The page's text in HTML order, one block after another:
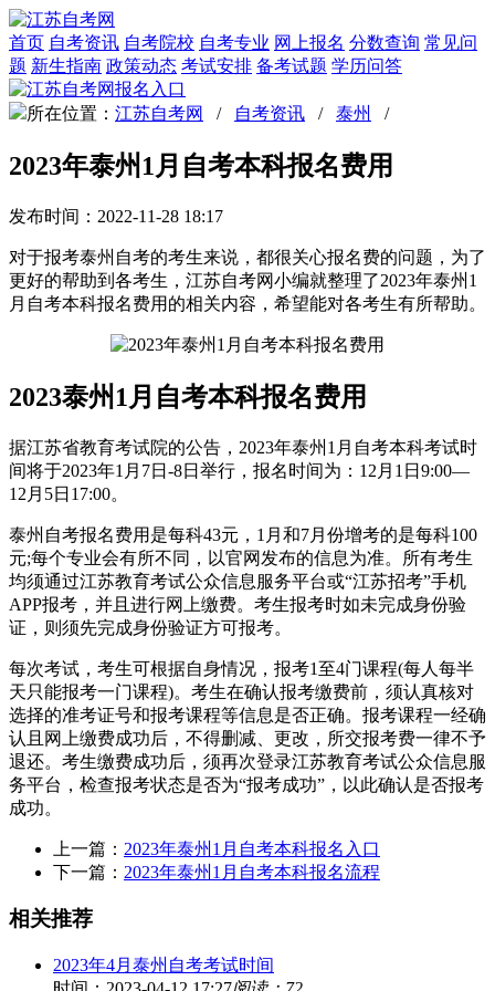
首页 自考资讯 自考院校 自考专业 网上报名 分数查询 常见问
题 新生指南 政策动态 考试安排 备考试题 学历问答
所在位置： 江苏自考网 / 自考资讯 / 泰州 /
2023年泰州1月自考本科报名费用
发布时间：2022-11-28 18:17
对于报考泰州自考的考生来说，都很关心报名费的问题，为了
更好的帮助到各考生，江苏自考网小编就整理了2023年泰州1
月自考本科报名费用的相关内容，希望能对各考生有所帮助。
2023泰州1月自考本科报名费用
据江苏省教育考试院的公告，2023年泰州1月自考本科考试时
间将于2023年1月7日-8日举行，报名时间为：12月1日9:00—
12月5日17:00。
泰州自考报名费用是每科43元，1月和7月份增考的是每科100
元;每个专业会有所不同，以官网发布的信息为准。所有考生
均须通过江苏教育考试公众信息服务平台或“江苏招考”手机
APP报考，并且进行网上缴费。考生报考时如未完成身份验
证，则须先完成身份验证方可报考。
每次考试，考生可根据自身情况，报考1至4门课程(每人每半
天只能报考一门课程)。考生在确认报考缴费前，须认真核对
选择的准考证号和报考课程等信息是否正确。报考课程一经确
认且网上缴费成功后，不得删减、更改，所交报考费一律不予
退还。考生缴费成功后，须再次登录江苏教育考试公众信息服
务平台，检查报考状态是否为“报考成功”，以此确认是否报考
成功。
上一篇： 2023年泰州1月自考本科报名入口
下一篇： 2023年泰州1月自考本科报名流程
相关推荐
2023年4月泰州自考考试时间